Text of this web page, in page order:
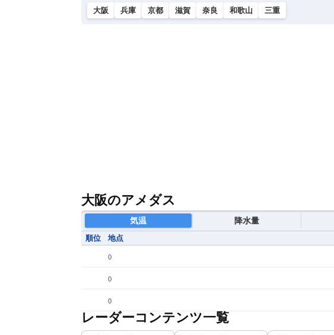
大阪 兵庫 京都 滋賀 奈良 和歌山 三重
大阪のアメダス
気温 降水量
順位 地点
()
()
()
レーダーコンテンツ一覧